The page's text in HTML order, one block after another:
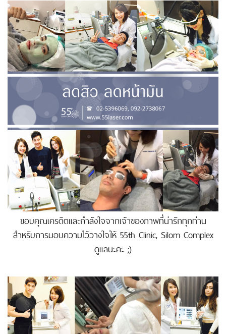
ขอบคุณเครดิตและกำลังใจจากเจ้าของภาพที่น่ารักทุกท่าน
สำหรับการมอบความไว้วางใจให้ 55th Clinic, Silom Complex
ดูแลนะคะ ;)